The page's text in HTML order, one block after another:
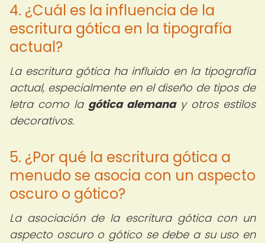
4. ¿Cuál es la influencia de la
escritura gótica en la tipografía
actual?
La escritura gótica ha influido en la tipografía
actual, especialmente en el diseño de tipos de
letra como la gótica alemanay otros estilos
decorativos.
5. ¿Por qué la escritura gótica a
menudo se asocia con un aspecto
oscuro o gótico?
La asociación de la escritura gótica con un
aspecto oscuro o gótico se debe a su uso en